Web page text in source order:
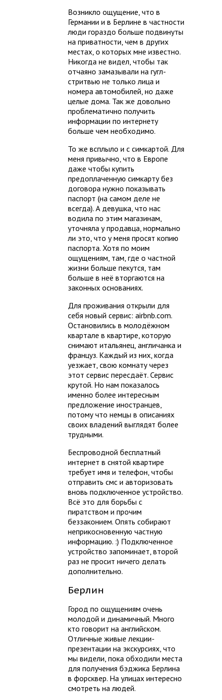
Возникло ощущение, что в
Германии и в Берлине в частности
люди гораздо больше подвинуты
на приватности, чем в других
местах, о которых мне известно.
Никогда не видел, чтобы так
отчаяно замазывали на гугл-
стритвью не только лица и
номера автомобилей, но даже
целые дома. Так же довольно
проблематично получить
информации по интернету
больше чем необходимо.
То же всплыло и с симкартой. Для
меня привычно, что в Европе
даже чтобы купить
предоплаченную симкарту без
договора нужно показывать
паспорт (на самом деле не
всегда). А девушка, что нас
водила по этим магазинам,
уточняла у продавца, нормально
ли это, что у меня просят копию
паспорта. Хотя по моим
ощущениям, там, где о частной
жизни больше пекутся, там
больше в неё вторгаются на
законных основаниях.
Для проживания открыли для
себя новый сервис: airbnb.com.
Остановились в молодёжном
квартале в квартире, которую
снимают итальянец, англичанка и
француз. Каждый из них, когда
уезжает, свою комнату через
этот сервис пересдаёт. Сервис
крутой. Но нам показалось
именно более интересным
предложение иностранцев,
потому что немцы в описаниях
своих владений выглядят более
трудными.
Беспроводной бесплатный
интернет в снятой квартире
требует имя и телефон, чтобы
отправить смс и авторизовать
вновь подключенное устройство.
Всё это для борьбы с
пиратством и прочим
беззаконием. Опять собирают
неприкосновенную частную
информацию. :) Подключенное
устройство запоминает, второй
раз не просит ничего делать
дополнительно.
Берлин
Город по ощущениям очень
молодой и динамичный. Много
кто говорит на английском.
Отличные живые лекции-
презентации на экскурсиях, что
мы видели, пока обходили места
для получения бэджика Берлина
в форсквер. На улицах интересно
смотреть на людей.